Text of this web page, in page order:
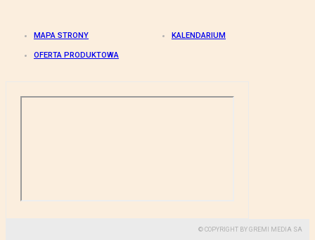
MAPA STRONY KALENDARIUM
OFERTA PRODUKTOWA
© COPYRIGHT BY GREMI MEDIA SA